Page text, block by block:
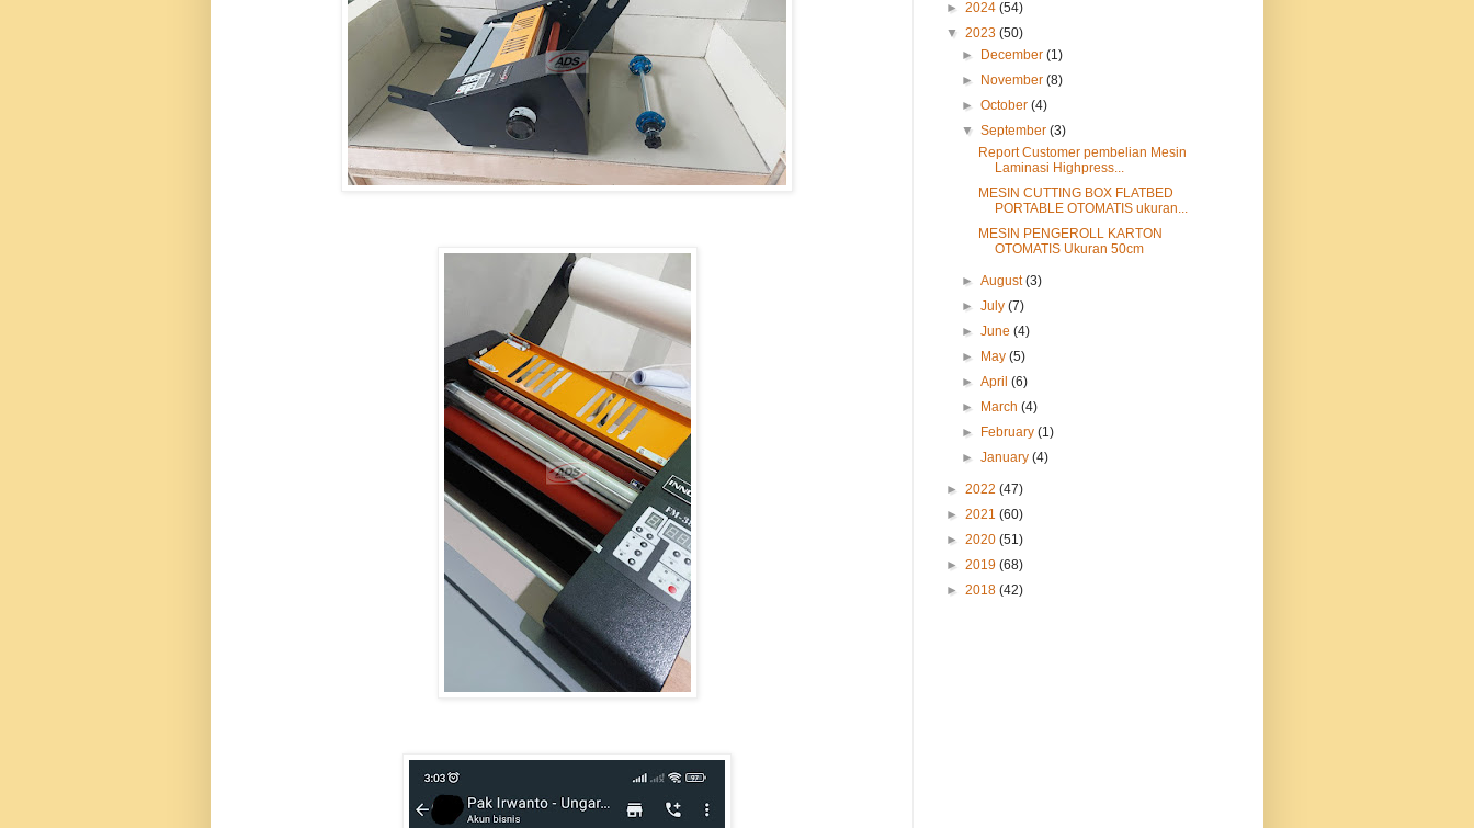
► 2024 (54)
▼ 2023 (50)
►
December(1)
►
November(8)
►October(4)
▼September(3)
Report Customer pembelian Mesin
Laminasi Highpress...
MESIN CUTTING BOX FLATBED
PORTABLE OTOMATIS ukuran...
MESIN PENGEROLL KARTON
OTOMATIS Ukuran 50cm
►August(3)
►July(7)
►June(4)
►
May(5)
►April(6)
►
March(4)
►
February(1)
►January(4)
► 2022 (47)
► 2021 (60)
► 2020 (51)
► 2019 (68)
► 2018 (42)